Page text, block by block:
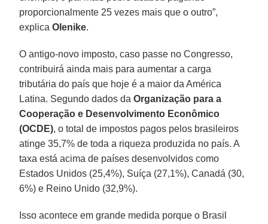
proporcionalmente 25 vezes mais que o outro”,
explicaOlenike.
O antigo-novo imposto, caso passe no Congresso,
contribuirá ainda mais para aumentar a carga
tributária do país que hoje é a maior da América
Latina. Segundo dados daOrganização para a
Cooperação e Desenvolvimento Econômico
(OCDE), o total de impostos pagos pelos brasileiros
atinge 35,7% de toda a riqueza produzida no país. A
taxa está acima de países desenvolvidos como
Estados Unidos (25,4%), Suíça (27,1%), Canadá (30,
6%) e Reino Unido (32,9%).
Isso acontece em grande medida porque o Brasil